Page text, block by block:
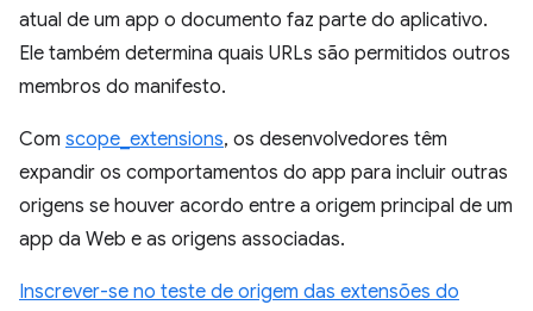
atual de um app o documento faz parte do aplicativo.
Ele também determina quais URLs são permitidos outros
membros do manifesto.
Com scope_extensions, os desenvolvedores têm
expandir os comportamentos do app para incluir outras
origens se houver acordo entre a origem principal de um
app da Web e as origens associadas.
Inscrever-se no teste de origem das extensões do